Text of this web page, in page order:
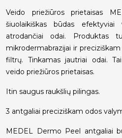
Veido priežiūros prietaisas
šiuolaikiškas būdas
atrodančiai odai. Produktas
mikrodermabrazijai ir
filtrų. Tinkamas jautriai odai.
veido priežiūros prietaisas.
Itin saugus raukšlių pilingas.
3 antgaliai preciziškam odos
MEDEL Dermo Peel antgaliai